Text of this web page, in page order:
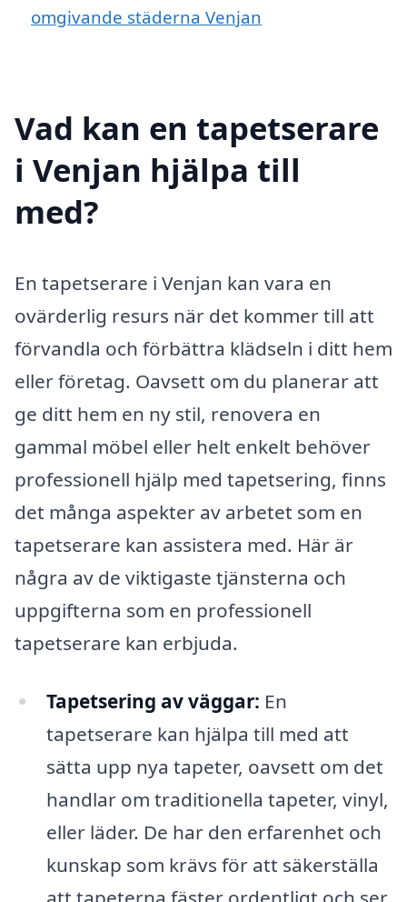
omgivande städerna Venjan
Vad kan en tapetserare
i Venjan hjälpa till
med?
En tapetserare i Venjan kan vara en
ovärderlig resurs när det kommer till att
förvandla och förbättra klädseln i ditt hem
eller företag. Oavsett om du planerar att
ge ditt hem en ny stil, renovera en
gammal möbel eller helt enkelt behöver
professionell hjälp med tapetsering, finns
det många aspekter av arbetet som en
tapetserare kan assistera med. Här är
några av de viktigaste tjänsterna och
uppgifterna som en professionell
tapetserare kan erbjuda.
Tapetsering av väggar: En
tapetserare kan hjälpa till med att
sätta upp nya tapeter, oavsett om det
handlar om traditionella tapeter, vinyl,
eller läder. De har den erfarenhet och
kunskap som krävs för att säkerställa